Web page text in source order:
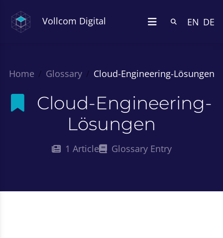
Vollcom Digital EN DE
Home Glossary Cloud-Engineering-Lösungen
Cloud-Engineering-
Lösungen
1 Article Glossary Entry